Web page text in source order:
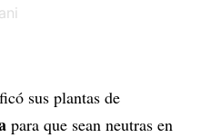
sus plantas de
para que sean neutras en